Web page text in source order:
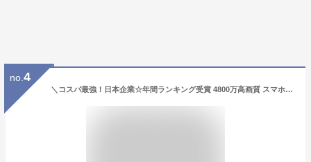
no. 4
＼コスパ最強！日本企業☆年間ランキング受賞 4800万高画質 スマホ転送可／ 子供用 カメラ デジタルカメラ 1080p録画 32GB キッズカメラ トイカメラ おもちゃ 男の子 女の子 プレゼント 2歳 3歳 4歳 5歳 キッズ 知育玩具 子供 誕生日プレゼント クリスマス プレゼント ギフト